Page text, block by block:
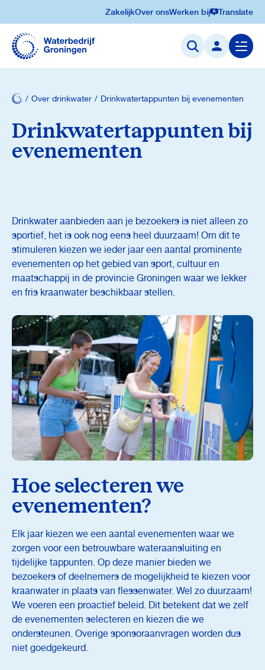
Navigatie
overslaan
ZakelijkOver onsWerken bij Translate
Menu
openen
Over drinkwater Drinkwatertappunten bij evenementen
Drinkwatertappunten bij
evenementen
Drinkwater aanbieden aan je bezoekers is niet alleen zo
sportief, het is ook nog eens heel duurzaam! Om dit te
stimuleren kiezen we ieder jaar een aantal prominente
evenementen op het gebied van sport, cultuur en
maatschappij in de provincie Groningen waar we lekker
en fris kraanwater beschikbaar stellen.
Hoe selecteren we
evenementen?
Elk jaar kiezen we een aantal evenementen waar we
zorgen voor een betrouwbare wateraansluiting en
tijdelijke tappunten. Op deze manier bieden we
bezoekers of deelnemers de mogelijkheid te kiezen voor
kraanwater in plaats van flessenwater. Wel zo duurzaam!
We voeren een proactief beleid. Dit betekent dat we zelf
de evenementen selecteren en kiezen die we
ondersteunen. Overige sponsoraanvragen worden dus
niet goedgekeurd.